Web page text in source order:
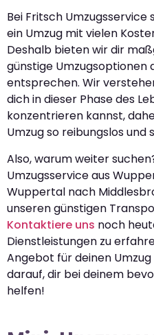
Bei Fritsch Umzugsservice
ein Umzug mit vielen
Deshalb bieten wir dir
günstige Umzugsoptionen
entsprechen. Wir
dich in dieser Phase des
konzentrieren kannst,
Umzug so reibungslos und
Also, warum weiter
Umzugsservice aus
Wuppertal nach
unseren günstigen
Kontaktiere uns noch
Dienstleistungen zu
Angebot für deinen
darauf, dir bei deinem
helfen!